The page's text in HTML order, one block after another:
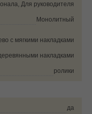
Для руководителя
Монолитный
с мягкими накладками
накладками
ролики
да